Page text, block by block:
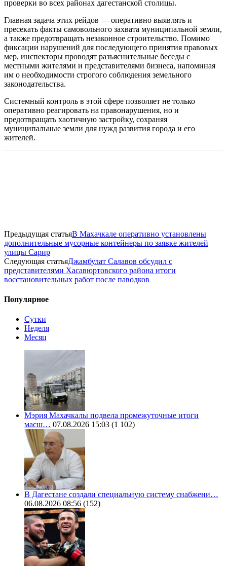
проверки во всех районах дагестанской столицы.
Главная задача этих рейдов — оперативно выявлять и
пресекать факты самовольного захвата муниципальной земли,
а также предотвращать незаконное строительство. Помимо
фиксации нарушений для последующего принятия правовых
мер, инспекторы проводят разъяснительные беседы с
местными жителями и представителями бизнеса, напоминая
им о необходимости строгого соблюдения земельного
законодательства.
Системный контроль в этой сфере позволяет не только
оперативно реагировать на правонарушения, но и
предотвращать хаотичную застройку, сохраняя
муниципальные земли для нужд развития города и его
жителей.
Предыдущая статьяВ Махачкале оперативно установлены
дополнительные мусорные контейнеры по заявке жителей
улицы Сарир
Следующая статьяДжамбулат Салавов обсудил с
представителями Хасавюртовского района итоги
восстановительных работ после паводков
Популярное
Сутки
Неделя
Месяц
Мэрия Махачкалы подвела промежуточные итоги
масш… 07.08.2026 15:03 (1 102)
В Дагестане создали специальную систему снабжени…
06.08.2026 08:56 (152)